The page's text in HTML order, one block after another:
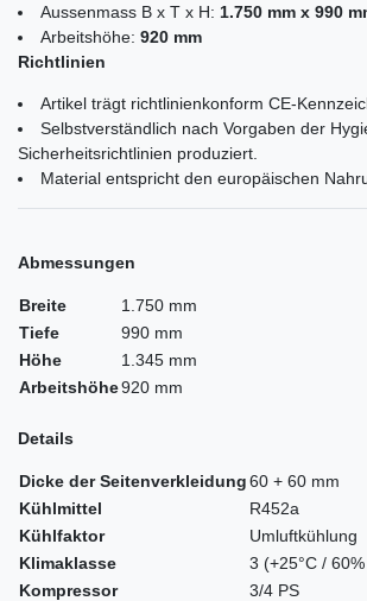
Aussenmass B x T x H: 1.750 mm x 990
Arbeitshöhe: 920 mm
Richtlinien
Artikel trägt richtlinienkonform CE-
Selbstverständlich nach Vorgaben der
Sicherheitsrichtlinien produziert.
Material entspricht den europäischen
Abmessungen
Breite
1.750 mm
Tiefe
990 mm
Höhe
1.345 mm
Arbeitshöhe920 mm
Details
Dicke der Seitenverkleidung60 + 60 mm
Kühlmittel
R452a
Kühlfaktor
Umluftkühlung
Klimaklasse
3 (+25°C /
Kompressor
3/4 PS